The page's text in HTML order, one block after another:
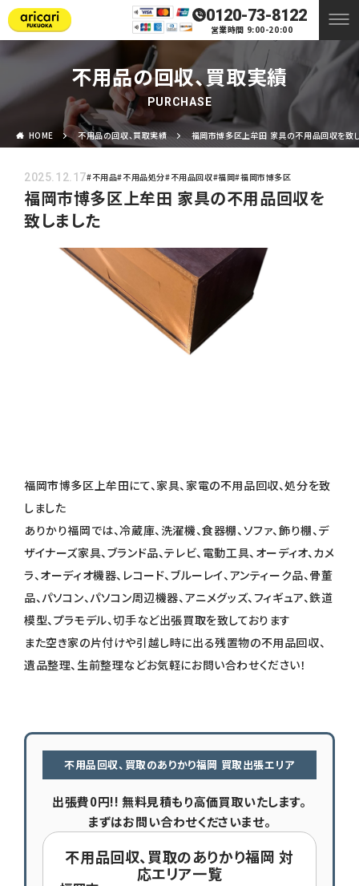
0120-73-8122
営業時間 9:00-20:00
不用品の回収、買取実績
PURCHASE
HOME 不用品の回収、買取実績 福岡市博多区上牟田 家具の不用品回収を致
2025.12.17#不用品#不用品処分#不用品回収#福岡#福岡市博多区
福岡市博多区上牟田 家具の不用品回収を
致しました
福岡市博多区上牟田にて、家具、家電の不用品回収、処分を致
しました
ありかり福岡では、冷蔵庫、洗濯機、食器棚、ソファ、飾り棚、デ
ザイナーズ家具、ブランド品、テレビ、電動工具、オーディオ、カメ
ラ、オーディオ機器、レコード、ブルーレイ、アンティーク品、骨董
品、パソコン、パソコン周辺機器、アニメグッズ、フィギュア、鉄道
模型、プラモデル、切手など出張買取を致しております
また空き家の片付けや引越し時に出る残置物の不用品回収、
遺品整理、生前整理などお気軽にお問い合わせください！
不用品回収、買取のありかり福岡 買取出張エリア
出張費0円!! 無料見積もり高価買取いたします。
まずはお問い合わせくださいませ。
不用品回収、買取のありかり福岡 対
応エリア一覧